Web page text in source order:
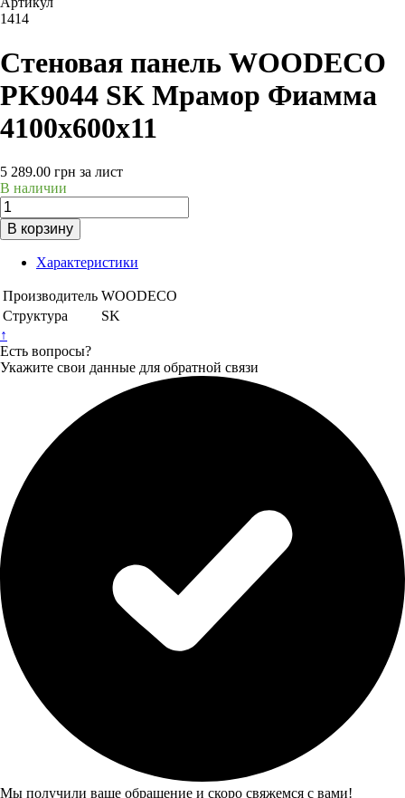
1414
Стеновая панель WOODECO
PK9044 SK Мрамор Фиамма
4100x600x11
5 289.00 грн за лист
В наличии
В корзину
Характеристики
Производитель WOODECO
Структура
SK
↑
Есть вопросы?
Укажите свои данные для обратной связи
Мы получили ваше обращение и скоро свяжемся с вами!